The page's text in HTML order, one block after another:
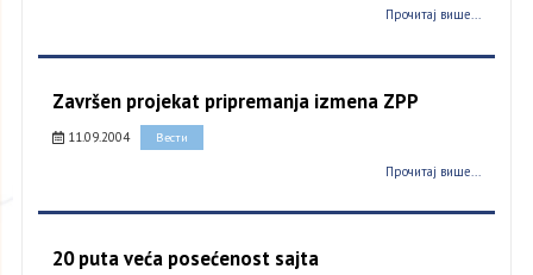
Прочитај више...
Završen projekat pripremanja izmena ZPP
11.09.2004 Вести
Прочитај више...
20 puta veća posećenost sajta